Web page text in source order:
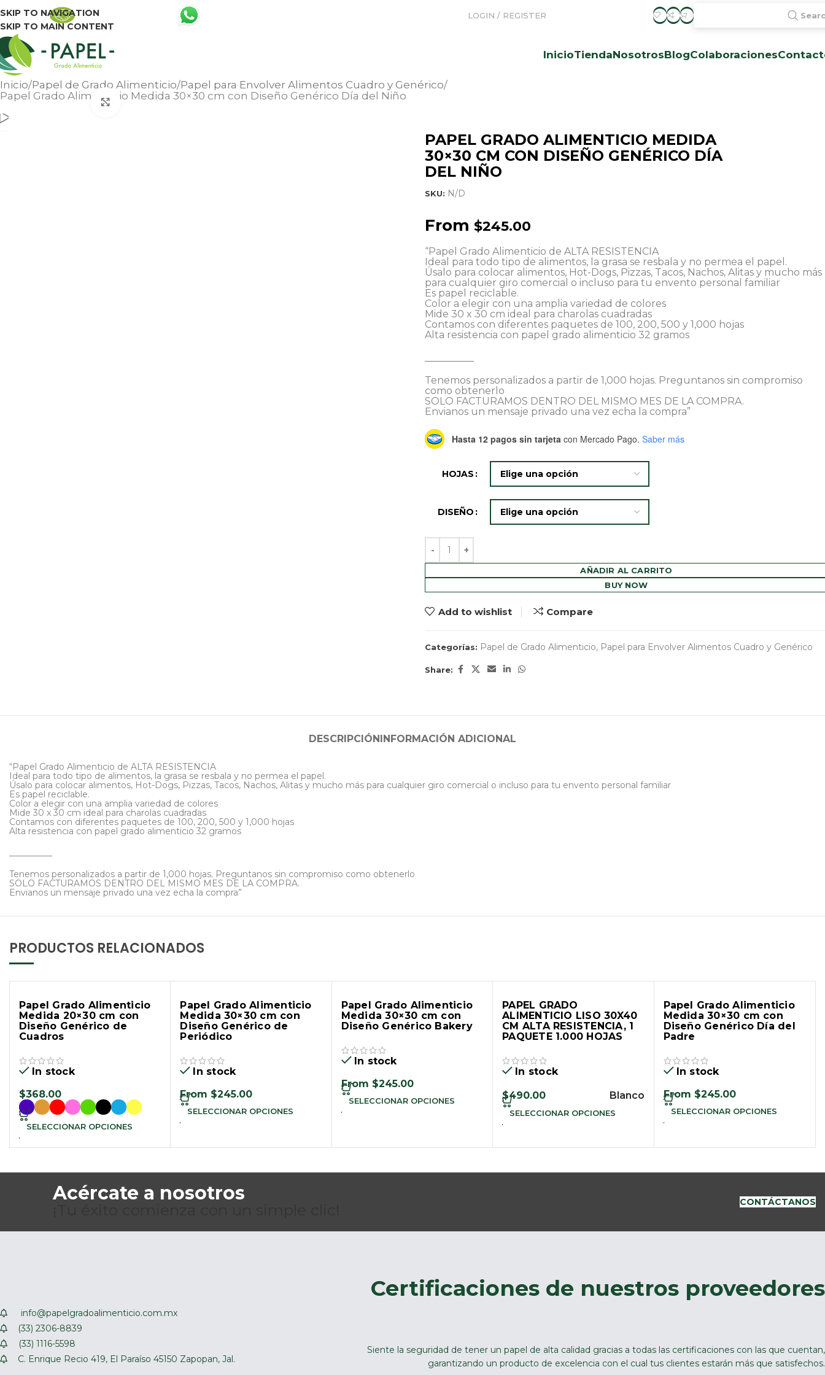
SKIP TO NAVIGATION
SKIP TO MAIN CONTENT
LOGIN / REGISTER
InicioTiendaNosotrosBlogColaboraciones
Inicio Papel de Grado Alimenticio Papel para Envolver Alimentos Cuadro y Genérico
Papel Grado Alimenticio Medida 30×30 cm con Diseño Genérico Día del Niño
Click to enlarge
PAPEL GRADO ALIMENTICIO MEDIDA
30×30 CM CON DISEÑO GENÉRICO DÍA
DEL NIÑO
SKU: N/D
From $245.00
“Papel Grado Alimenticio de ALTA RESISTENCIA
Ideal para todo tipo de alimentos, la grasa se resbala y no permea el papel.
Úsalo para colocar alimentos, Hot-Dogs, Pizzas, Tacos, Nachos, Alitas y mucho más
para cualquier giro comercial o incluso para tu envento personal familiar
Es papel reciclable.
Color a elegir con una amplia variedad de colores
Mide 30 x 30 cm ideal para charolas cuadradas
Contamos con diferentes paquetes de 100, 200, 500 y 1,000 hojas
Alta resistencia con papel grado alimenticio 32 gramos
Tenemos personalizados a partir de 1,000 hojas. Preguntanos sin compromiso
como obtenerlo
SOLO FACTURAMOS DENTRO DEL MISMO MES DE LA COMPRA.
Envianos un mensaje privado una vez echa la compra”
Hasta 12 pagos sin tarjeta con Mercado Pago. Saber más
HOJAS
DISEÑO
AÑADIR AL CARRITO
BUY NOW
Add to wishlist Compare
Categorías: Papel de Grado Alimenticio, Papel para Envolver Alimentos Cuadro y Genérico
Share:
DESCRIPCIÓN INFORMACIÓN ADICIONAL
“Papel Grado Alimenticio de ALTA RESISTENCIA
Ideal para todo tipo de alimentos, la grasa se resbala y no permea el papel.
Úsalo para colocar alimentos, Hot-Dogs, Pizzas, Tacos, Nachos, Alitas y mucho más para cualquier giro comercial o incluso para tu envento personal familiar
Es papel reciclable.
Color a elegir con una amplia variedad de colores
Mide 30 x 30 cm ideal para charolas cuadradas
Contamos con diferentes paquetes de 100, 200, 500 y 1,000 hojas
Alta resistencia con papel grado alimenticio 32 gramos
Tenemos personalizados a partir de 1,000 hojas. Preguntanos sin compromiso como obtenerlo
SOLO FACTURAMOS DENTRO DEL MISMO MES DE LA COMPRA.
Envianos un mensaje privado una vez echa la compra”
PRODUCTOS RELACIONADOS
Papel Grado Alimenticio
Medida 20×30 cm con
Diseño Genérico de
Cuadros
In stock
$368.00
SELECCIONAR OPCIONES
Papel Grado Alimenticio
Medida 30×30 cm con
Diseño Genérico de
Periódico
In stock
From $245.00
SELECCIONAR OPCIONES
Papel Grado Alimenticio
Medida 30×30 cm con
Diseño Genérico Bakery
In stock
From $245.00
SELECCIONAR OPCIONES
PAPEL GRADO
ALIMENTICIO LISO 30X40
CM ALTA RESISTENCIA, 1
PAQUETE 1.000 HOJAS
In stock
$490.00 Blanco
SELECCIONAR OPCIONES
Papel Grado Alimenticio
Medida 30×30 cm con
Diseño Genérico Día del
Padre
In stock
From $245.00
SELECCIONAR OPCIONES
Acércate a nosotros CONTÁCTANOS
info@papelgradoalimenticio.com.mx
(33) 2306-8839
(33) 1116-5598
C. Enrique Recio 419, El Paraíso 45150 Zapopan, Jal.
Certificaciones de nuestros proveedores
Siente la seguridad de tener un papel de alta calidad gracias a todas las certificaciones con las que cuentan,
garantizando un producto de excelencia con el cual tus clientes estarán más que satisfechos.